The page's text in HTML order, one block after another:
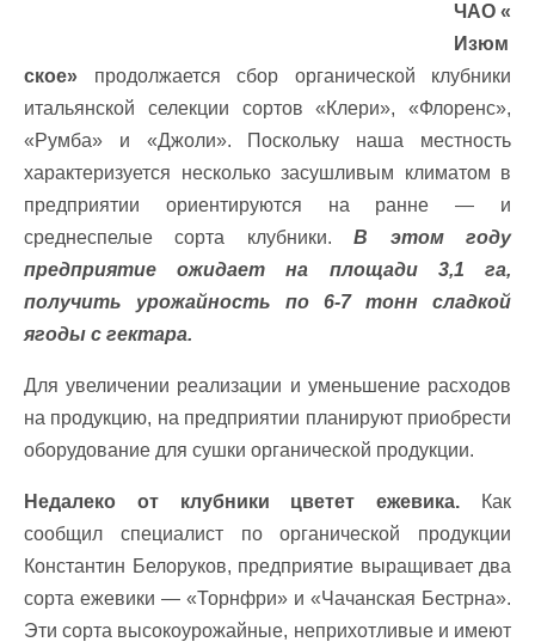
ЧАО «
Изюм
ское» продолжается сбор органической клубники
итальянской селекции сортов «Клери», «Флоренс»,
«Румба» и «Джоли». Поскольку наша местность
характеризуется несколько засушливым климатом в
предприятии ориентируются на ранне — и
среднеспелые сорта клубники.В этом году
предприятие ожидает на площади 3,1 га,
получить урожайность по 6-7 тонн сладкой
ягоды с гектара.
Для увеличении реализации и уменьшение расходов
на продукцию, на предприятии планируют приобрести
оборудование для сушки органической продукции.
Недалеко от клубники цветет ежевика. Как
сообщил специалист по органической продукции
Константин Белоруков, предприятие выращивает два
сорта ежевики — «Торнфри» и «Чачанская Бестрна».
Эти сорта высокоурожайные, неприхотливые и имеют